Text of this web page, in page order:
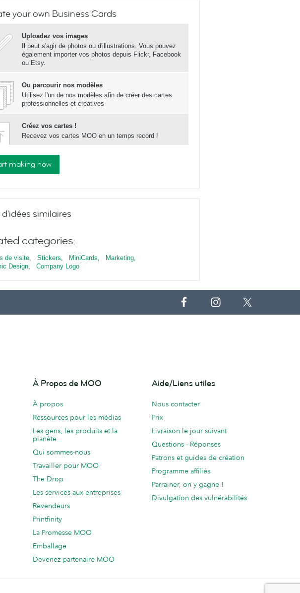
your own Business Cards
Uploadez vos images
Il peut s'agir de photos ou d'illustrations. Vous pouvez
également importer vos photos depuis Flickr, Facebook
ou Etsy.
Ou parcourir nos modèles
Utilisez l'un de nos modèles afin de créer des cartes
professionnelles et créatives
Créez vos cartes !
Recevez vos cartes MOO en un temps record !
making now
d'idées similaires
categories:
de visite, Stickers, MiniCards, Marketing,
Design, Company Logo
À Propos de MOO
À propos
Ressources pour les médias
Les gens, les produits et la
planète
Qui sommes-nous
Travailler pour MOO
The Drop
Les services aux entreprises
Revendeurs
Printfinity
La Promesse MOO
Emballage
Devenez partenaire MOO
Aide/Liens utiles
Nous contacter
Prix
Livraison le jour suivant
Questions - Réponses
Patrons et guides de création
Programme affiliés
Parrainer, on y gagne !
Divulgation des vulnérabilités